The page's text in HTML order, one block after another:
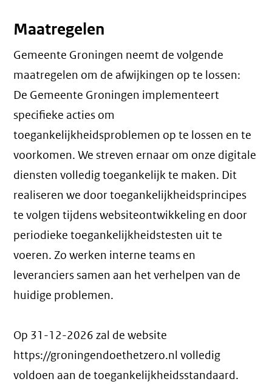
Maatregelen
Gemeente Groningen neemt de volgende
maatregelen om de afwijkingen op te lossen:
De Gemeente Groningen implementeert
specifieke acties om
toegankelijkheidsproblemen op te lossen en te
voorkomen. We streven ernaar om onze digitale
diensten volledig toegankelijk te maken. Dit
realiseren we door toegankelijkheidsprincipes
te volgen tijdens websiteontwikkeling en door
periodieke toegankelijkheidstesten uit te
voeren. Zo werken interne teams en
leveranciers samen aan het verhelpen van de
huidige problemen.
Op 31-12-2026 zal de website
https://groningendoethetzero.nl volledig
voldoen aan de toegankelijkheidsstandaard.